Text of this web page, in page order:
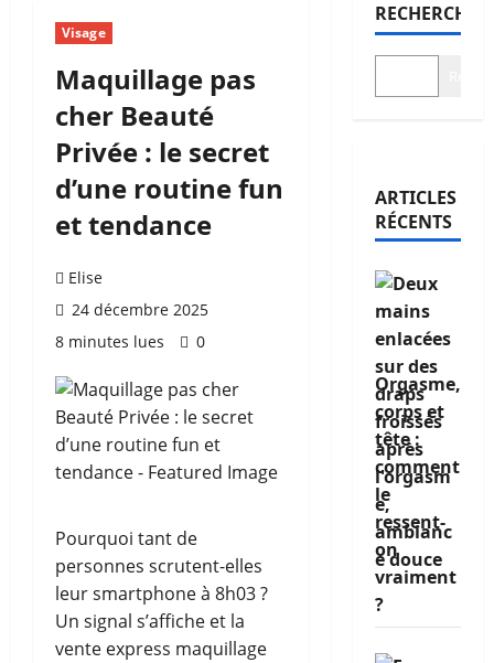
Visage
Maquillage pas
cher Beauté
Privée : le secret
d’une routine fun
et tendance
Elise
24 décembre 2025
8 minutes lues
0
Pourquoi tant de
personnes scrutent-elles
leur smartphone à 8h03 ?
Un signal s’affiche et la
vente express maquillage
RECHERCHER
ARTICLES
RÉCENTS
Orgasme,
corps et
tête :
comment
le
ressent-
on
vraiment
?